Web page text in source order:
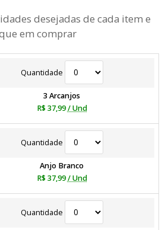
desejadas de cada item e
em comprar
Quantidade
3 Arcanjos
R$ 37,99 / Und
Quantidade
Anjo Branco
R$ 37,99 / Und
Quantidade